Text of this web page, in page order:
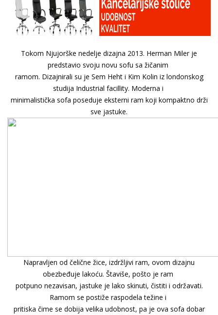
Tokom Njujorške nedelje dizajna 2013. Herman Miler je
predstavio svoju novu sofu sa žičanim
ramom. Dizajnirali su je Sem Heht i Kim Kolin iz londonskog
studija Industrial facillity. Moderna i
minimalistička sofa poseduje eksterni ram koji kompaktno drži
sve jastuke.
Napravljen od čelične žice, izdržljivi ram, ovom dizajnu
obezbeđuje lakoću. Štaviše, pošto je ram
potpuno nezavisan, jastuke je lako skinuti, čistiti i održavati.
Ramom se postiže raspodela težine i
pritiska čime se dobija velika udobnost, pa je ova sofa dobar